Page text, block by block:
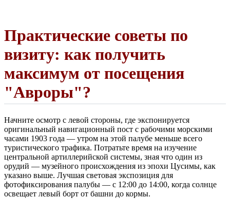
Практические советы по
визиту: как получить
максимум от посещения
"Авроры"?
Начните осмотр с левой стороны, где экспонируется
оригинальный навигационный пост с рабочими морскими
часами 1903 года — утром на этой палубе меньше всего
туристического трафика. Потратьте время на изучение
центральной артиллерийской системы, зная что один из
орудий — музейного происхождения из эпохи Цусимы, как
указано выше. Лучшая световая экспозиция для
фотофиксирования палубы — с 12:00 до 14:00, когда солнце
освещает левый борт от башни до кормы.